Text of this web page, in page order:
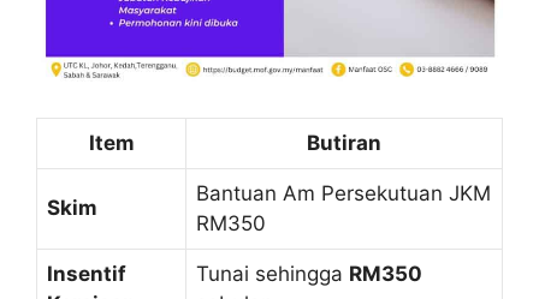
Item Butiran
Skim
Bantuan Am Persekutuan JKM
RM350
Insentif
Tunai sehingga RM350